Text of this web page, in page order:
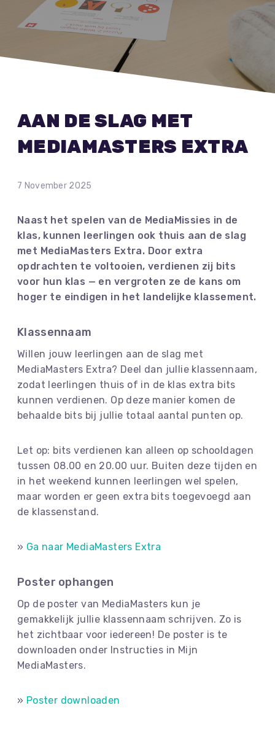
AAN DE SLAG MET
MEDIAMASTERS EXTRA
7 November 2025
Naast het spelen van de MediaMissies in de
klas, kunnen leerlingen ook thuis aan de slag
met MediaMasters Extra. Door extra
opdrachten te voltooien, verdienen zij bits
voor hun klas — en vergroten ze de kans om
hoger te eindigen in het landelijke klassement.
Klassennaam
Willen jouw leerlingen aan de slag met
MediaMasters Extra? Deel dan jullie klassennaam,
zodat leerlingen thuis of in de klas extra bits
kunnen verdienen. Op deze manier komen de
behaalde bits bij jullie totaal aantal punten op.
Let op: bits verdienen kan alleen op schooldagen
tussen 08.00 en 20.00 uur. Buiten deze tijden en
in het weekend kunnen leerlingen wel spelen,
maar worden er geen extra bits toegevoegd aan
de klassenstand.
» Ga naar MediaMasters Extra
Poster ophangen
Op de poster van MediaMasters kun je
gemakkelijk jullie klassennaam schrijven. Zo is
het zichtbaar voor iedereen! De poster is te
downloaden onder Instructies in Mijn
MediaMasters.
» Poster downloaden